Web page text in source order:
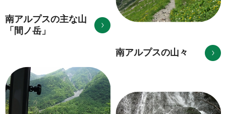
南アルプスの主な山
「間ノ岳」
南アルプスの山々